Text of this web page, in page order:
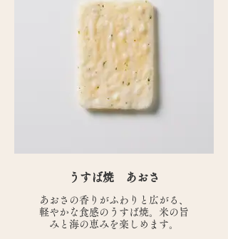
うすば焼 あおさ
あおさの香りがふわりと広がる、
軽やかな食感のうすば焼。米の旨
みと海の恵みを楽しめます。